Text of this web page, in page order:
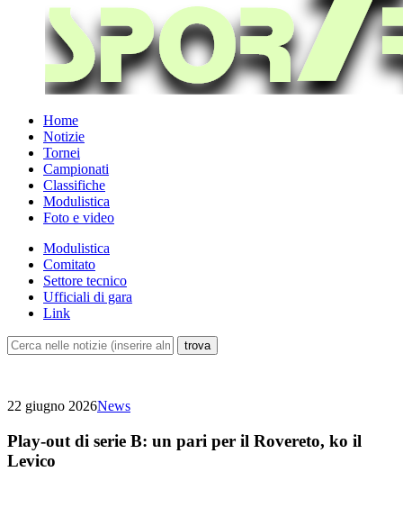
Home
Notizie
Tornei
Campionati
Classifiche
Modulistica
Foto e video
Modulistica
Comitato
Settore tecnico
Ufficiali di gara
Link
22 giugno 2026News
Play-out di serie B: un pari per il Rovereto, ko il
Levico